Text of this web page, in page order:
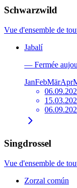
Schwarzwild
Vue d'ensemble de
Jabalí
— Fermée
JanFebMärApr
Singdrossel
Vue d'ensemble de
Zorzal común